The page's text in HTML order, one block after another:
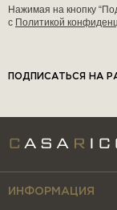
Нажимая на кнопку
с Политикой
ПОДПИСАТЬСЯ НА
ИНФОРМАЦИЯ